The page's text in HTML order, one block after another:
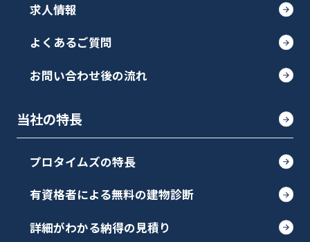
求人情報
よくあるご質問
お問い合わせ後の流れ
当社の特長
プロタイムズの特長
有資格者による無料の建物診断
詳細がわかる納得の見積り